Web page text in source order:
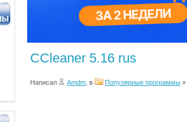
CCleaner 5.16 rus
Написал Amdm , в Популярные программы »